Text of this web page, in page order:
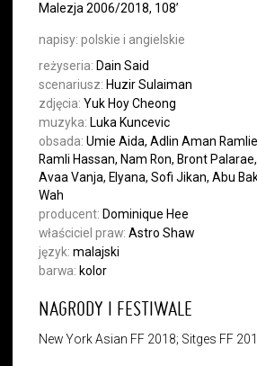
Malezja 2006/2018, 108’
napisy: polskie i angielskie
reżyseria: Dain Said
scenariusz: Huzir Sulaiman
zdjęcia:Yuk Hoy Cheong
muzyka: Luka Kuncevic
obsada:Umie Aida, Adlin Aman
Ramli Hassan, Nam Ron, Bront
Avaa Vanja, Elyana, Sofi Jikan, Abu
Wah
producent: Dominique Hee
właściciel praw:Astro Shaw
język:malajski
barwa: kolor
NAGRODY I FESTIWALE
New York Asian FF 2018; Sitges FF